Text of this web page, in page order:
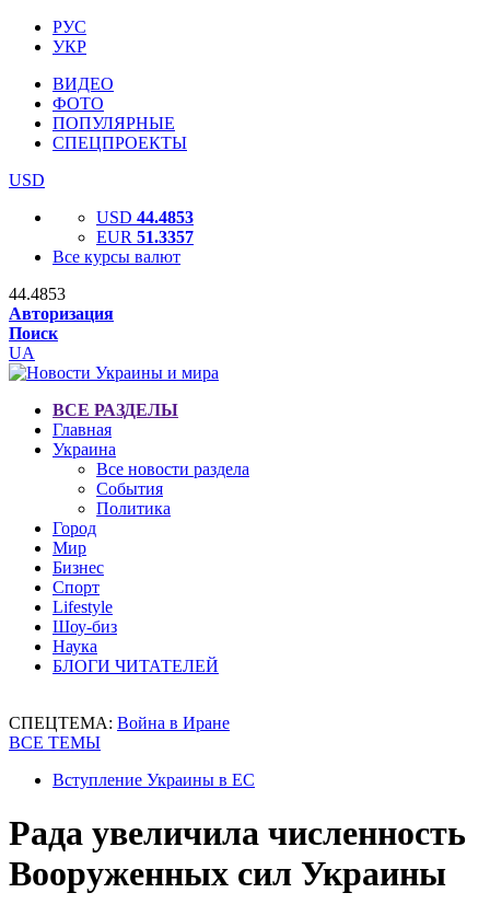
РУС
УКР
ВИДЕО
ФОТО
ПОПУЛЯРНЫЕ
СПЕЦПРОЕКТЫ
USD
USD 44.4853
EUR 51.3357
Все курсы валют
44.4853
Авторизация
Поиск
UA
ВСЕ РАЗДЕЛЫ
Главная
Украина
Все новости раздела
События
Политика
Город
Мир
Бизнес
Спорт
Lifestyle
Шоу-биз
Наука
БЛОГИ ЧИТАТЕЛЕЙ
СПЕЦТЕМА: Война в Иране
ВСЕ ТЕМЫ
Вступление Украины в ЕС
Рада увеличила численность
Вооруженных сил Украины